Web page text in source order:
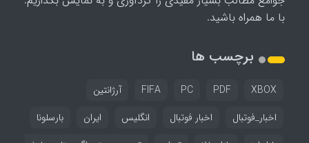
با ما همراه باشید.
برچسب ها
FIFA PC PDF XBOX
آرژانتین
اخبار_فوتبال
اخبار فوتبال انگلیس ایران
بارسلونا